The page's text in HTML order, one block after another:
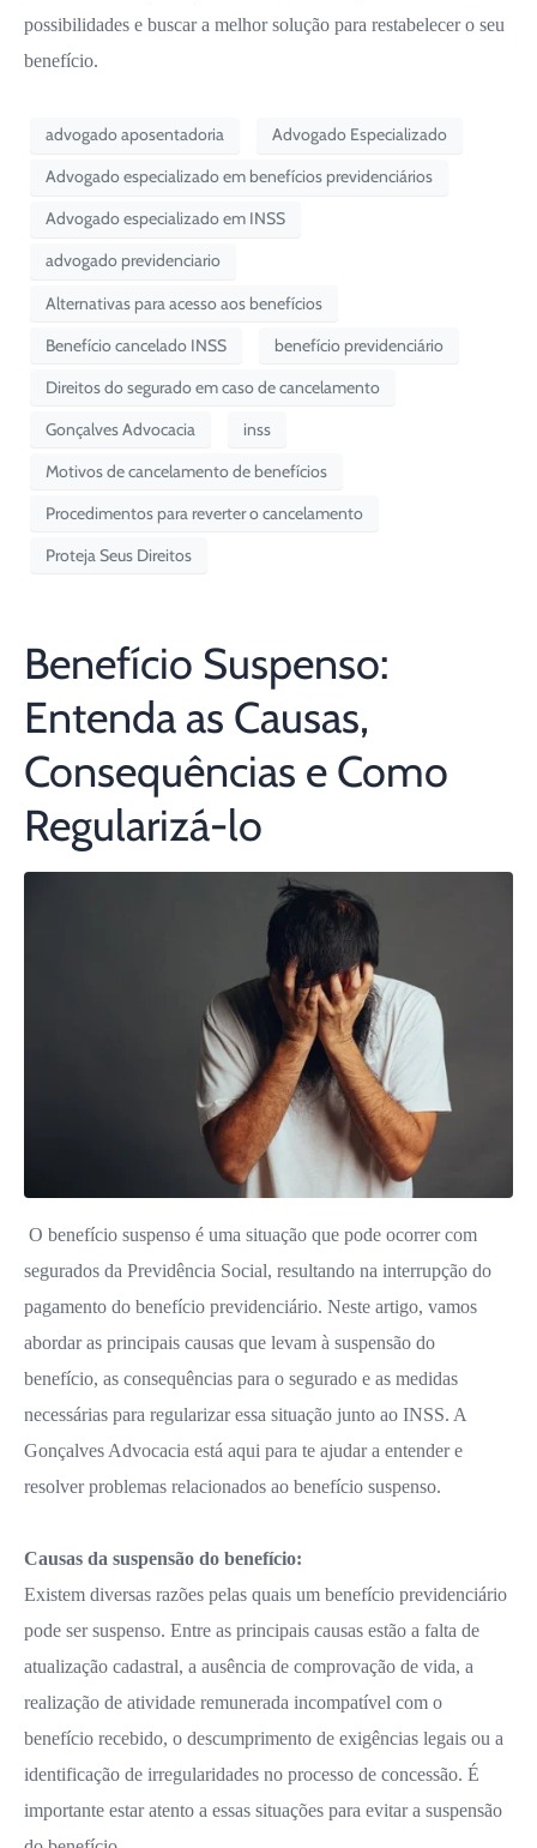
possibilidades e buscar a melhor solução para restabelecer o seu
benefício.
advogado aposentadoria
Advogado Especializado
Advogado especializado em benefícios previdenciários
Advogado especializado em INSS
advogado previdenciario
Alternativas para acesso aos benefícios
Benefício cancelado INSS
benefício previdenciário
Direitos do segurado em caso de cancelamento
Gonçalves Advocacia
inss
Motivos de cancelamento de benefícios
Procedimentos para reverter o cancelamento
Proteja Seus Direitos
Benefício Suspenso:
Entenda as Causas,
Consequências e Como
Regularizá-lo
O benefício suspenso é uma situação que pode ocorrer com
segurados da Previdência Social, resultando na interrupção do
pagamento do benefício previdenciário. Neste artigo, vamos
abordar as principais causas que levam à suspensão do
benefício, as consequências para o segurado e as medidas
necessárias para regularizar essa situação junto ao INSS. A
Gonçalves Advocacia está aqui para te ajudar a entender e
resolver problemas relacionados ao benefício suspenso.
Causas da suspensão do benefício:
Existem diversas razões pelas quais um benefício previdenciário
pode ser suspenso. Entre as principais causas estão a falta de
atualização cadastral, a ausência de comprovação de vida, a
realização de atividade remunerada incompatível com o
benefício recebido, o descumprimento de exigências legais ou a
identificação de irregularidades no processo de concessão. É
importante estar atento a essas situações para evitar a suspensão